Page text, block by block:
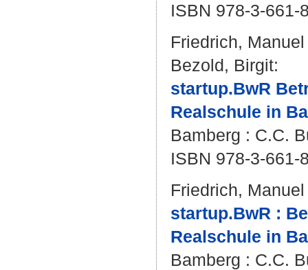
ISBN 978-3-661-
Friedrich, Manuel
Bezold, Birgit:
startup.BwR
Realschule in
Bamberg : C.C.
ISBN 978-3-661-
Friedrich, Manuel
startup.BwR :
Realschule in
Bamberg : C.C.